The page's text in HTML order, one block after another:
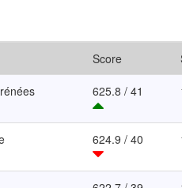
Score
625.8 / 41
624.9 / 40